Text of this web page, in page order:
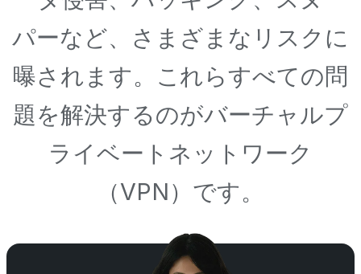
パーなど、さまざまなリスクに
曝されます。これらすべての問
題を解決するのがバーチャルプ
ライベートネットワーク
（VPN）です。